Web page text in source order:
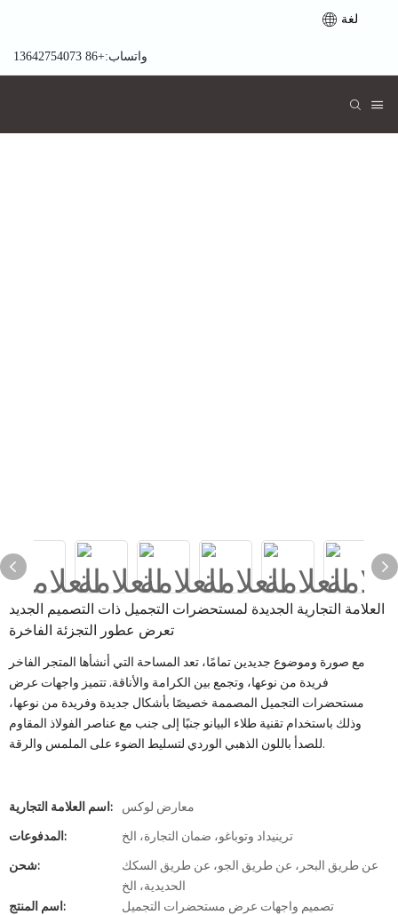
لغة
واتساب:+86 13642754073
العلامة التجارية الجديدة لمستحضرات التجميل ذات التصميم الجديد
تعرض عطور التجزئة الفاخرة
مع صورة وموضوع جديدين تمامًا، تعد المساحة التي أنشأها المتجر الفاخر
فريدة من نوعها، وتجمع بين الكرامة والأناقة. تتميز واجهات عرض
مستحضرات التجميل المصممة خصيصًا بأشكال جديدة وفريدة من نوعها،
وذلك باستخدام تقنية طلاء البيانو جنبًا إلى جنب مع عناصر الفولاذ المقاوم
للصدأ باللون الذهبي الوردي لتسليط الضوء على الملمس والرقة.
اسم العلامة التجارية: معارض لوكس
المدفوعات: ترينيداد وتوباغو، ضمان التجارة، الخ
شحن:
عن طريق البحر، عن طريق الجو، عن طريق السكك
الحديدية، الخ
اسم المنتج:
تصميم واجهات عرض مستحضرات التجميل